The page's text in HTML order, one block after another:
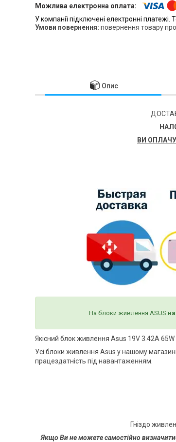
У компанії підключені електронні
повернення товару
Опис
ВИ
На блоки живлення ASUS
Якісний блок живлення Asus 19V 3.42A
Усі блоки живлення Asus у нашому
працездатність під навантаженням.
Гніздо
Якщо Ви не можете самостійно